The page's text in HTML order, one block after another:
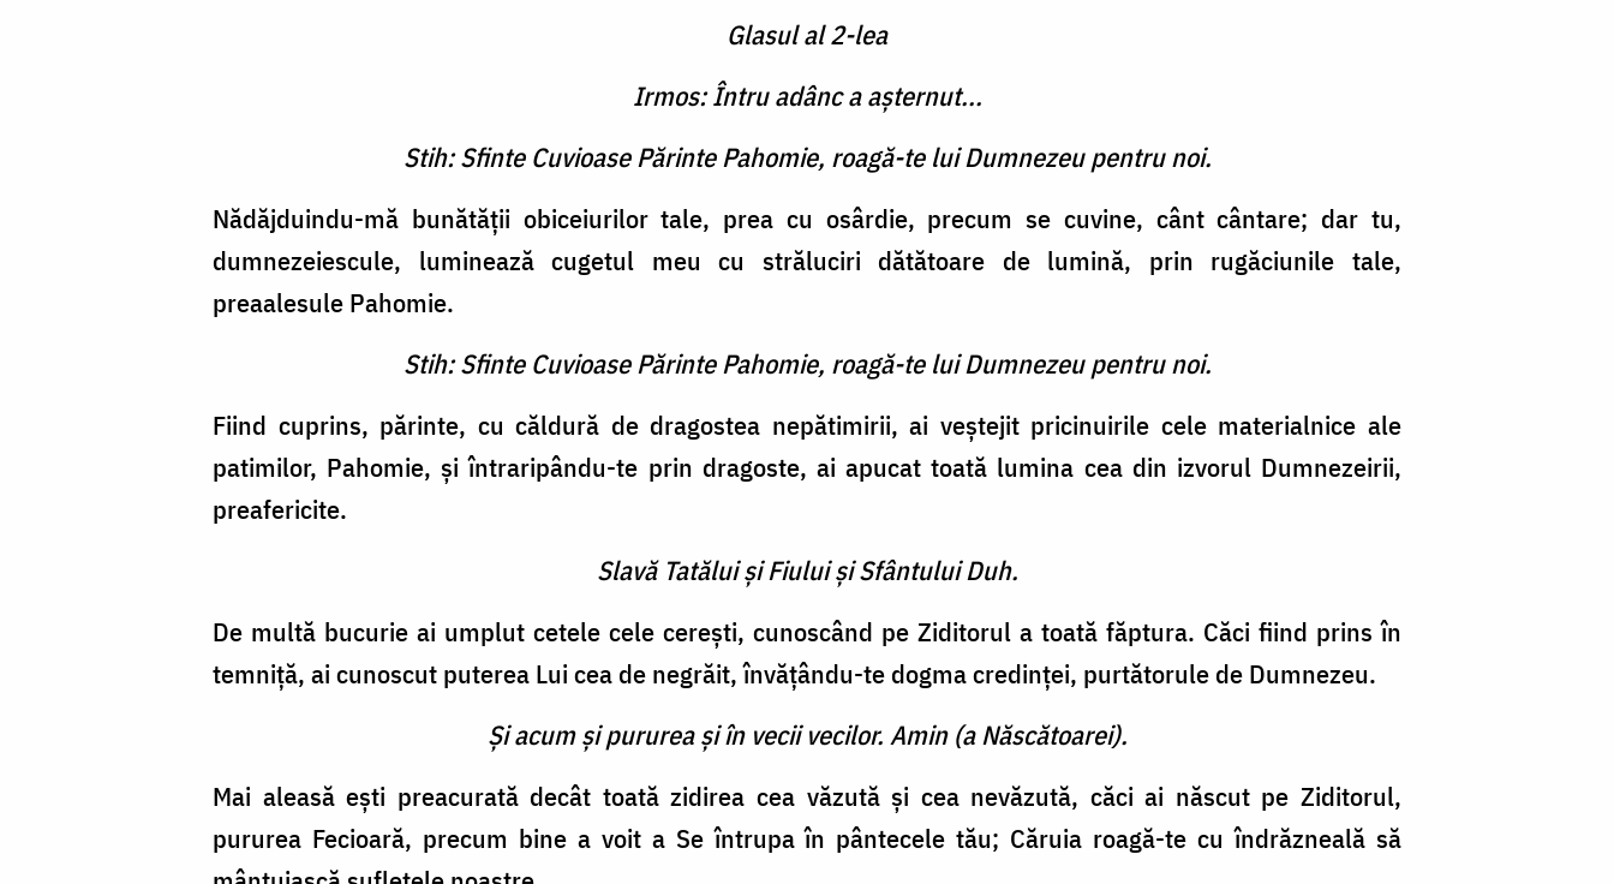
Glasul al 2-lea
Irmos: Întru adânc a aşternut...
Stih: Sfinte Cuvioase Părinte Pahomie, roagă-te lui Dumnezeu pentru noi.
Nădăjduindu-mă bunătăţii obiceiurilor tale, prea cu osârdie, precum se cuvine, cânt cântare; dar tu,
dumnezeiescule, luminează cugetul meu cu străluciri dătătoare de lumină, prin rugăciunile tale,
preaalesule Pahomie.
Stih: Sfinte Cuvioase Părinte Pahomie, roagă-te lui Dumnezeu pentru noi.
Fiind cuprins, părinte, cu căldură de dragostea nepătimirii, ai veştejit pricinuirile cele materialnice ale
patimilor, Pahomie, şi întraripându-te prin dragoste, ai apucat toată lumina cea din izvorul Dumnezeirii,
preafericite.
Slavă Tatălui şi Fiului şi Sfântului Duh.
De multă bucurie ai umplut cetele cele cereşti, cunoscând pe Ziditorul a toată făptura. Căci fiind prins în
temniţă, ai cunoscut puterea Lui cea de negrăit, învăţându-te dogma credinţei, purtătorule de Dumnezeu.
Şi acum şi pururea şi în vecii vecilor. Amin (a Născătoarei).
Mai aleasă eşti preacurată decât toată zidirea cea văzută şi cea nevăzută, căci ai născut pe Ziditorul,
pururea Fecioară, precum bine a voit a Se întrupa în pântecele tău; Căruia roagă-te cu îndrăzneală să